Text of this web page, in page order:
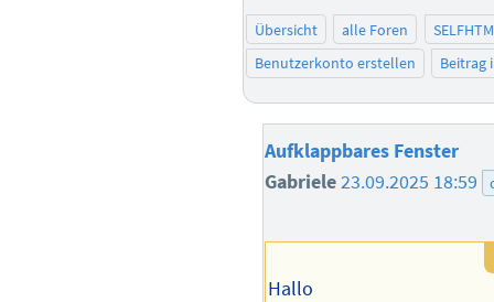
Übersicht alle Foren
Benutzerkonto erstellen
Beitrag
Aufklappbares Fenster
Gabriele23.09.2025 18:59
Hallo